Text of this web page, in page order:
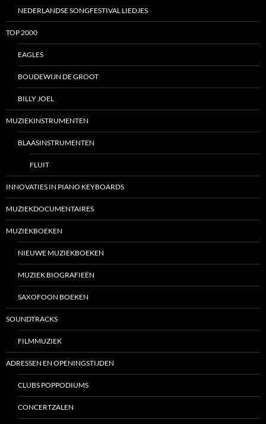
NEDERLANDSE SONGFESTIVAL LIEDJES
TOP 2000
EAGLES
BOUDEWIJN DE GROOT
BILLY JOEL
MUZIEKINSTRUMENTEN
BLAASINSTRUMENTEN
FLUIT
INNOVATIES IN PIANO KEYBOARDS
MUZIEKDOCUMENTAIRES
MUZIEKBOEKEN
NIEUWE MUZIEKBOEKEN
MUZIEK BIOGRAFIEËN
SAXOFOON BOEKEN
SOUNDTRACKS
FILMMUZIEK
ADRESSEN EN OPENINGSTIJDEN
CLUBS POPPODIUMS
CONCERTZALEN